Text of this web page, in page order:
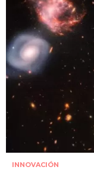
INNOVACIÓN